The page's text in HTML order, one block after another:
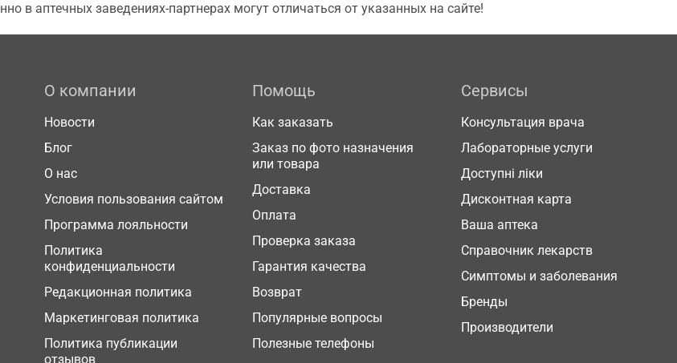
в аптечных заведениях-партнерах могут отличаться от указанных на сайте!
О компании
Новости
Блог
О нас
Условия пользования сайтом
Программа лояльности
Политика
конфиденциальности
Редакционная политика
Маркетинговая политика
Политика публикации
отзывов
Помощь
Как заказать
Заказ по фото назначения
или товара
Доставка
Оплата
Проверка заказа
Гарантия качества
Возврат
Популярные вопросы
Полезные телефоны
Сервисы
Консультация врача
Лабораторные услуги
Доступні ліки
Дисконтная карта
Ваша аптека
Справочник лекарств
Симптомы и заболевания
Бренды
Производители